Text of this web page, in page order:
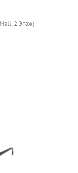
2 Этаж)